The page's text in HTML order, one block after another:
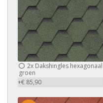
2x Dakshingles hexagonaal
groen
+€ 85,90